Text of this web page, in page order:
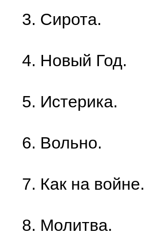
3. Сирота.
4. Новый Год.
5. Истерика.
6. Вольно.
7. Как на войне.
8. Молитва.